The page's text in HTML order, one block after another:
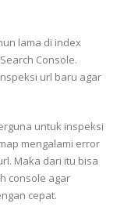
lama di index
Console.
url baru agar
untuk inspeksi
mengalami error
Maka dari itu bisa
console agar
cepat.